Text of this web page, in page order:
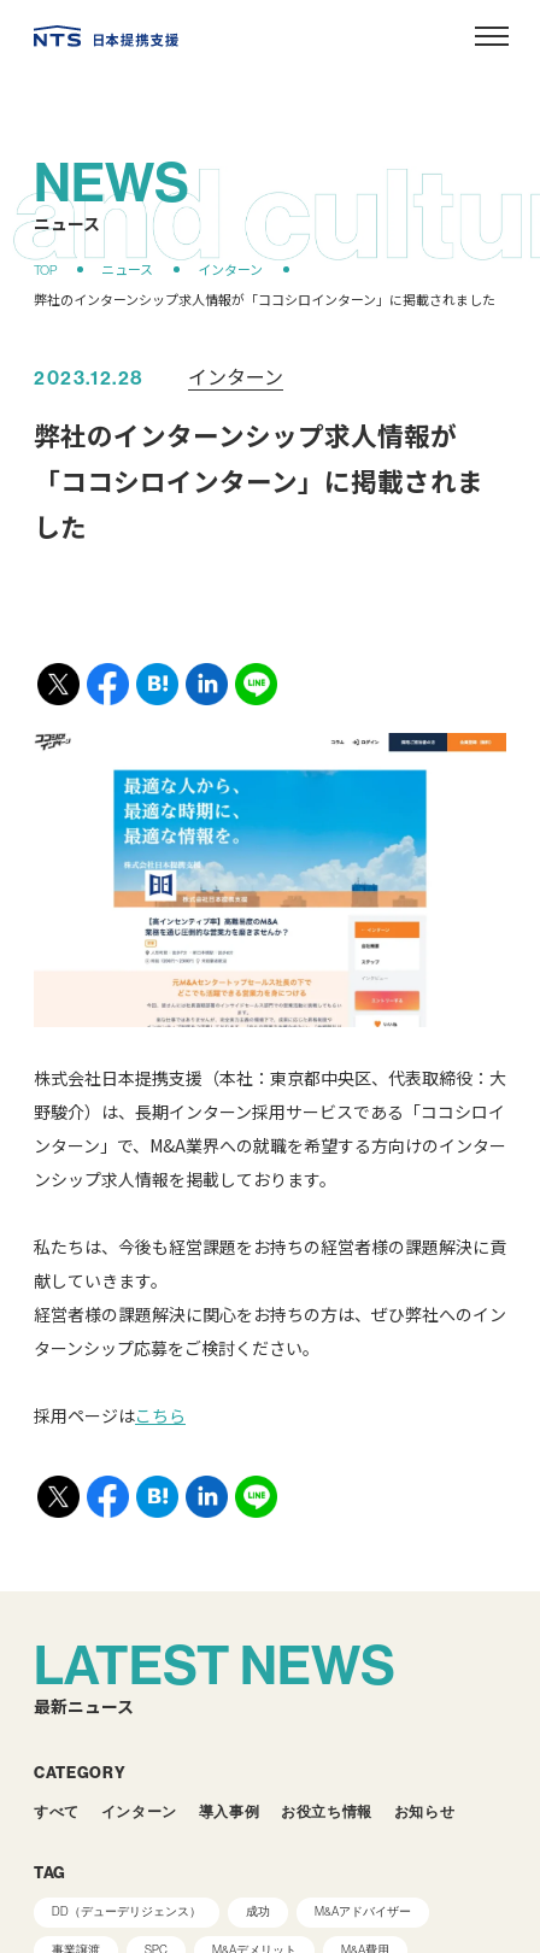
NEWS
ニュース
2023.12.28 インターン
弊社のインターンシップ求人情報が
「ココシロインターン」に掲載されま
した
株式会社日本提携支援（本社：東京都中央区、代表取締役：大
野駿介）は、長期インターン採用サービスである「ココシロイ
ンターン」で、M&A業界への就職を希望する方向けのインター
ンシップ求人情報を掲載しております。
私たちは、今後も経営課題をお持ちの経営者様の課題解決に貢
献していきます。
経営者様の課題解決に関心をお持ちの方は、ぜひ弊社へのイン
ターンシップ応募をご検討ください。
採用ページはこちら
LATEST NEWS
最新ニュース
CATEGORY
すべて インターン 導入事例 お役立ち情報 お知らせ
TAG
DD（デューデリジェンス） 成功 M&Aアドバイザー